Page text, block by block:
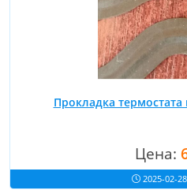
Прокладка
Цена:
2025-02-